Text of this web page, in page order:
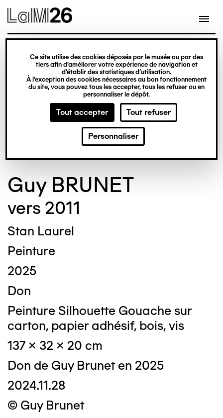
Gestion des cookies
Ce site utilise des cookies déposés par le musée ou par des
tiers afin d’améliorer votre expérience de navigation et
d’établir des statistiques d’utilisation.
À l’exception des cookies nécessaires au bon fonctionnement
du site, vous pouvez tous les accepter, tous les refuser ou en
personnaliser le dépôt.
Tout accepter Tout refuser
Personnaliser
contenu
© Crédit photo : Nicolas Dewitte/LaM Lille
métropole musée d’art moderne d’art
contemporain et d’art brut
Guy BRUNET
vers 2011
Stan Laurel
Peinture
2025
Don
Peinture Silhouette Gouache sur
carton, papier adhésif, bois, vis
137 x 32 x 20 cm
Don de Guy Brunet en 2025
2024.11.28
© Guy Brunet